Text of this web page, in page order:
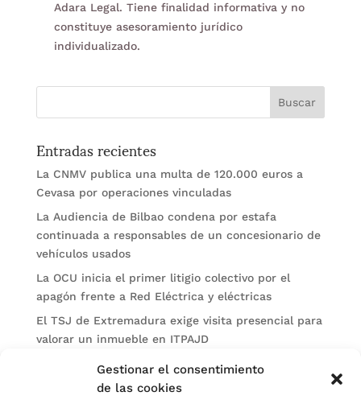
Gestionar el consentimiento
de las cookies
Adara Legal. Tiene finalidad informativa y no
constituye asesoramiento jurídico
individualizado.
Entradas recientes
La CNMV publica una multa de 120.000 euros a
Cevasa por operaciones vinculadas
La Audiencia de Bilbao condena por estafa
continuada a responsables de un concesionario de
vehículos usados
La OCU inicia el primer litigio colectivo por el
apagón frente a Red Eléctrica y eléctricas
El TSJ de Extremadura exige visita presencial para
valorar un inmueble en ITPAJD
Un burofax genérico no basta para acreditar el
intento de MASC antes de demandar